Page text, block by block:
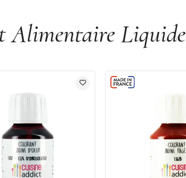
Alimentaire Liquide